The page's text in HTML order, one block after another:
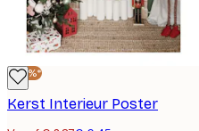
-40%*
Kerst Interieur Poster